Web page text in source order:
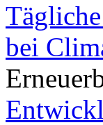
bei